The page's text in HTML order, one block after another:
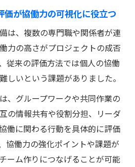
価が協働力の可視化に役立つ
は、複数の専門職や関係者が連
力の高さがプロジェクトの成否
従来の評価方法では個人の協働
しいという課題がありました。
、グループワークや共同作業の
の情報共有や役割分担、リーダ
働に関わる行動を具体的に評価
協働力の強化ポイントや課題が
ーム作りにつなげることが可能